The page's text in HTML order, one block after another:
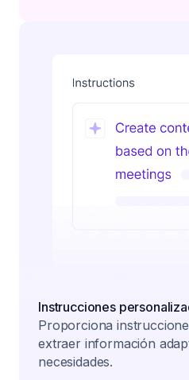
Instrucciones
Proporciona
extraer información
necesidades.